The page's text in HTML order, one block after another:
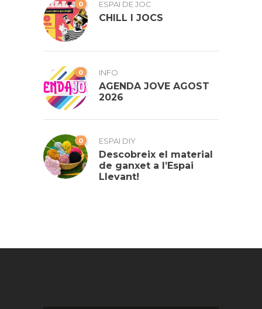
0 ESPAI DE JOC
CHILL I JOCS
0 INFO
AGENDA JOVE AGOST
2026
0 ESPAI DIY
Descobreix el material
de ganxet a l’Espai
Llevant!